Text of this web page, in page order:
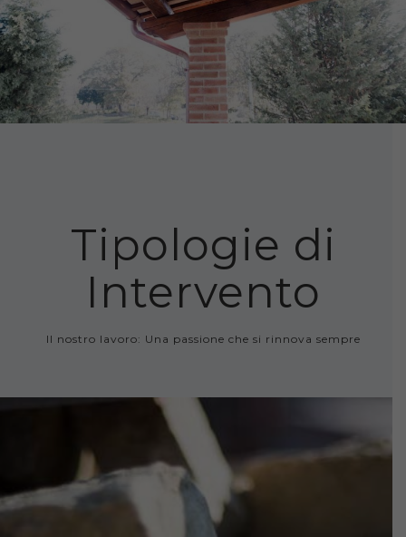
Tipologie di
Intervento
Il nostro lavoro: Una passione che si rinnova sempre